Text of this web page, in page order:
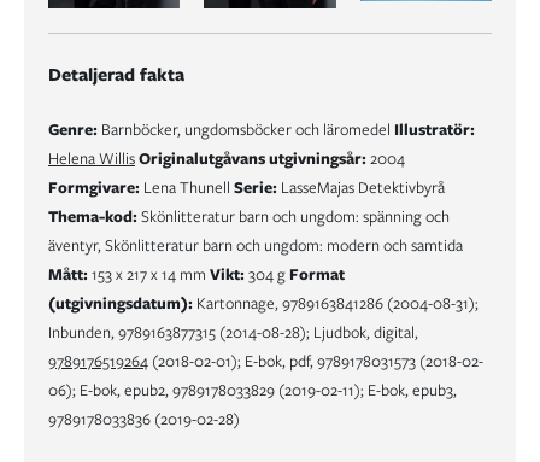
Detaljerad fakta
Genre: Barnböcker, ungdomsböcker och läromedel Illustratör:
Helena WillisOriginalutgåvans utgivningsår: 2004
Formgivare: Lena Thunell Serie: LasseMajas Detektivbyrå
Thema-kod: Skönlitteratur barn och ungdom: spänning och
äventyr, Skönlitteratur barn och ungdom: modern och samtida
Mått: 153 x 217 x 14 mm Vikt: 304 g Format
(utgivningsdatum): Kartonnage, 9789163841286 (2004-08-31);
Inbunden, 9789163877315 (2014-08-28); Ljudbok, digital,
9789176519264 (2018-02-01); E-bok, pdf, 9789178031573 (2018-02-
06); E-bok, epub2, 9789178033829 (2019-02-11); E-bok, epub3,
9789178033836 (2019-02-28)